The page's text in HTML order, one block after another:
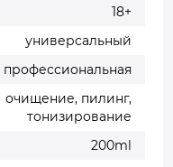
18+
универсальный
профессиональная
очищение, пилинг,
тонизирование
200ml